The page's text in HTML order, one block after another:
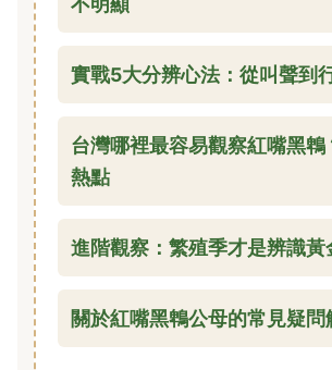
實戰5大分辨心法：從叫聲到
台灣哪裡最容易觀察紅嘴黑
熱點
進階觀察：繁殖季才是辨識黃
關於紅嘴黑鵯公母的常見疑問